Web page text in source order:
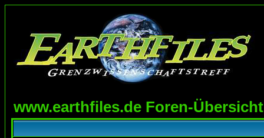
www.earthfiles.de Foren-Übersicht